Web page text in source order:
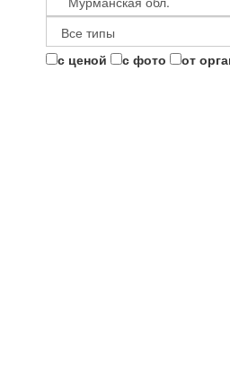
с ценой с фото от